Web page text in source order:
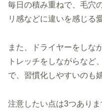
毎日の積み重ねで、毛穴
リ感などに違いを感じる
また、ドライヤーをしな
トレッチをしながらなど
で、習慣化しやすいのも
注意したい点は3つありま